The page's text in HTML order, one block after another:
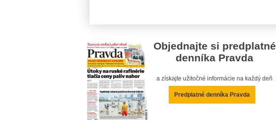
Objednajte si predplatné
denníka Pravda
a získajte užitočné informácie na každý deň
Predplatné denníka Pravda